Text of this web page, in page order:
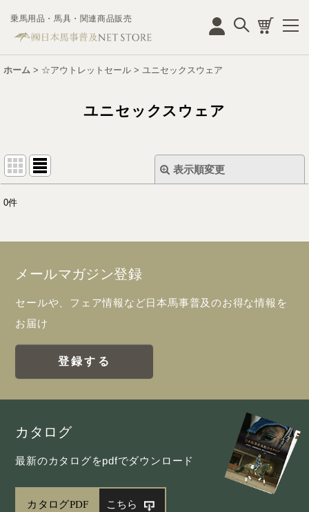
乗馬用品・馬具・関連商品販売
ホーム > ☆アウトレットセール > ユニセックスウェア
ユニセックスウェア
表示順変更
表示数
並び順:
絞り込む
0件
メールマガジン登録
セールや、フェア情報など日本馬事普及のお得な情報を
お届け
登録する
カタログ
最新のカタログをpdfでダウンロード
カタログPDF こちら